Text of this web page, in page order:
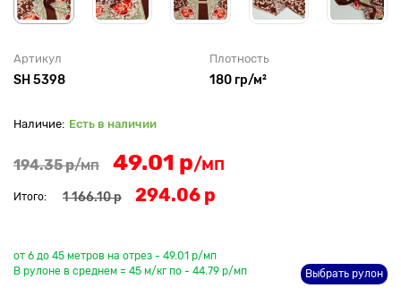
Артикул
SH 5398
Плотность
180 гр/м²
Есть в наличии
194.35 р/мп 49.01 р/мп
Итого: 1 166.10 р 294.06 р
от 6 до 45 метров на отрез - 49.01 р/мп
В рулоне в среднем = 45 м/кг по - 44.79 р/мп
Выбрать рулон